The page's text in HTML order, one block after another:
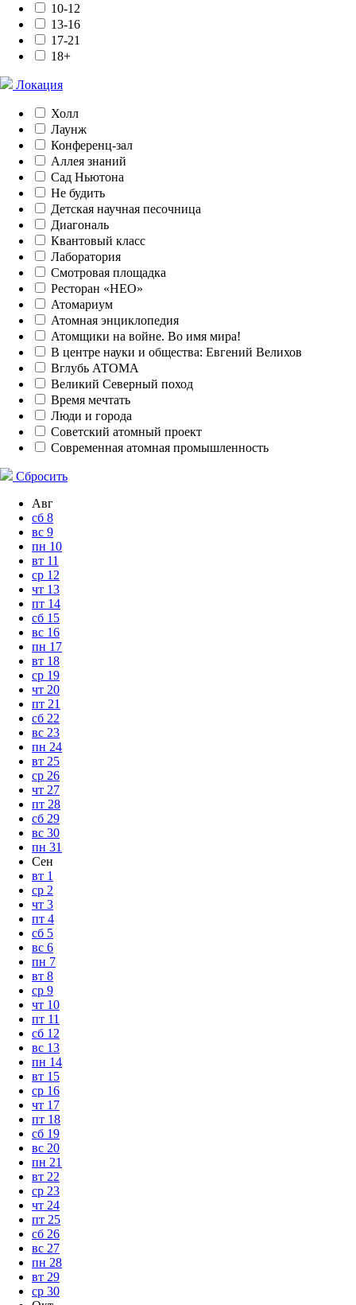
10-12
13-16
17-21
18+
Локация
Холл
Лаунж
Конференц-зал
Аллея знаний
Сад Ньютона
Не будить
Детская научная песочница
Диагональ
Квантовый класс
Лаборатория
Смотровая площадка
Ресторан «НЕО»
Атомариум
Атомная энциклопедия
Атомщики на войне. Во имя мира!
В центре науки и общества: Евгений Велихов
Вглубь АТОМА
Великий Северный поход
Время мечтать
Люди и города
Советский атомный проект
Современная атомная промышленность
Сбросить
Авг
сб 8
вс 9
пн 10
вт 11
ср 12
чт 13
пт 14
сб 15
вс 16
пн 17
вт 18
ср 19
чт 20
пт 21
сб 22
вс 23
пн 24
вт 25
ср 26
чт 27
пт 28
сб 29
вс 30
пн 31
Сен
вт 1
ср 2
чт 3
пт 4
сб 5
вс 6
пн 7
вт 8
ср 9
чт 10
пт 11
сб 12
вс 13
пн 14
вт 15
ср 16
чт 17
пт 18
сб 19
вс 20
пн 21
вт 22
ср 23
чт 24
пт 25
сб 26
вс 27
пн 28
вт 29
ср 30